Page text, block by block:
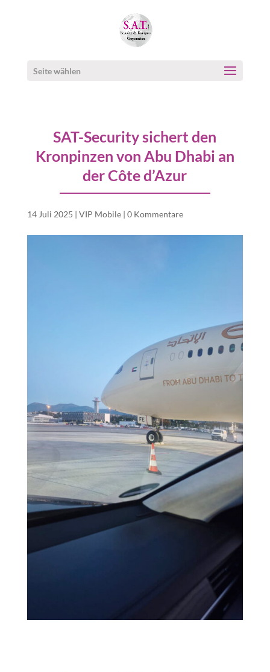
Seite wählen
SAT-Security sichert den
Kronpinzen von Abu Dhabi an
der Côte d’Azur
14 Juli 2025 | VIP Mobile| 0 Kommentare